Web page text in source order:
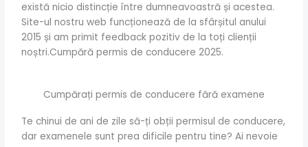
există nicio distincție între dumneavoastră și acestea.
Site-ul nostru web funcționează de la sfârșitul anului
2015 și am primit feedback pozitiv de la toți clienții
noștri.Cumpără permis de conducere 2025.
Cumpărați permis de conducere fără examene
Te chinui de ani de zile să-ți obții permisul de conducere,
dar examenele sunt prea dificile pentru tine? Ai nevoie